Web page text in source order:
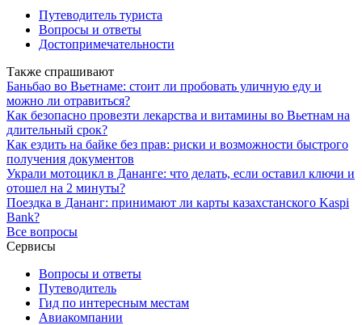
Путеводитель туриста
Вопросы и ответы
Достопримечательности
Также спрашивают
Баньбао во Вьетнаме: стоит ли пробовать уличную еду и
можно ли отравиться?
Как безопасно провезти лекарства и витамины во Вьетнам на
длительный срок?
Как ездить на байке без прав: риски и возможности быстрого
получения документов
Украли мотоцикл в Дананге: что делать, если оставил ключи и
отошел на 2 минуты?
Поездка в Дананг: принимают ли карты казахстанского Kaspi
Bank?
Все вопросы
Сервисы
Вопросы и ответы
Путеводитель
Гид по интересным местам
Авиакомпании